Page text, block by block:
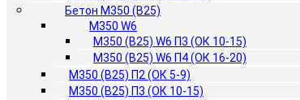
Бетон М350 (B25)
М350 W6
М350 (B25) W6 П3 (ОК 10-15)
М350 (B25) W6 П4 (ОК 16-20)
М350 (B25) П2 (ОК 5-9)
М350 (B25) П3 (ОК 10-15)